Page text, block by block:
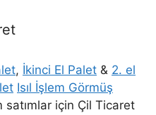
, İkinci El Palet & 2. el
Isıl İşlem Görmüş
satımlar için Çil Ticaret